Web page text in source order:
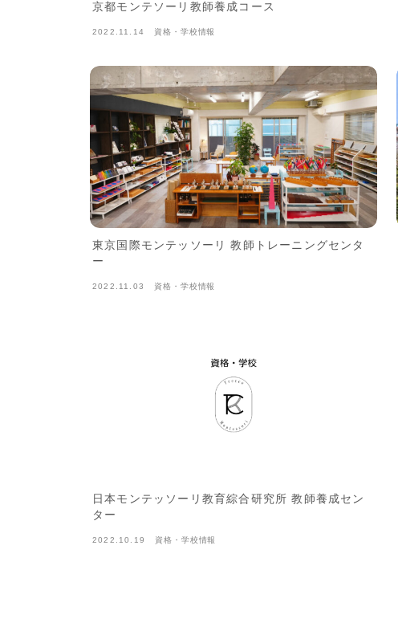
京都モンテソーリ教師養成コース
2022.11.14 資格・学校情報
東京国際モンテッソーリ 教師トレーニングセンタ
ー
2022.11.03 資格・学校情報
日本モンテッソーリ教育綜合研究所 教師養成セン
ター
2022.10.19 資格・学校情報